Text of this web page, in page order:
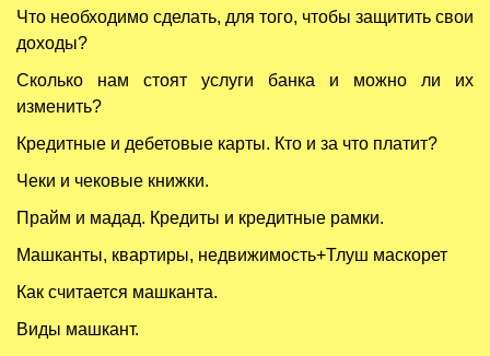
Что необходимо сделать, для того, чтобы защитить свои
доходы?
Сколько нам стоят услуги банка и можно ли их
изменить?
Кредитные и дебетовые карты. Кто и за что платит?
Чеки и чековые книжки.
Прайм и мадад. Кредиты и кредитные рамки.
Машканты, квартиры, недвижимость+Тлуш маскорет
Как считается машканта.
Виды машкант.